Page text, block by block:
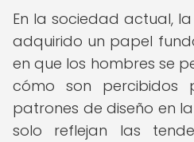
En la sociedad actual,
adquirido un papel
en que los hombres se
cómo son percibidos
patrones de diseño en
solo reflejan las